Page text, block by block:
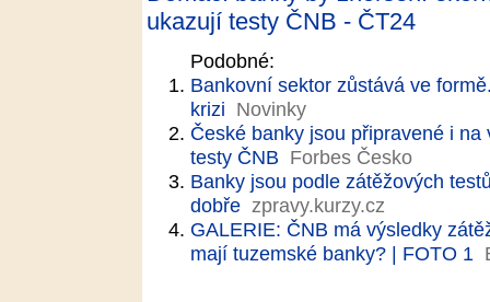
ukazují testy ČNB - ČT24
Podobné:
Bankovní sektor zůstává ve
krizi Novinky
České banky jsou připravené i
testy ČNB Forbes Česko
Banky jsou podle zátěžových
dobře zpravy.kurzy.cz
GALERIE: ČNB má výsledky
mají tuzemské banky? | FOTO 1